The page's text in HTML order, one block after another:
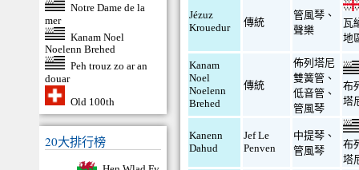
Notre Dame de la
mer
Kanam Noel
Noelenn Brehed
Peh trouz zo ar an
douar
Old 100th
20大排行榜
Jézuz
Krouedur
傳統
管風琴 、
聲樂
瓦
地
Kanam
Noel
Noelenn
Brehed
傳統
佈列塔尼
雙簧管 、
低音管 、
管風琴
布
塔
Kanenn
Dahud
Jef Le
Penven
中提琴 、
管風琴
布
塔